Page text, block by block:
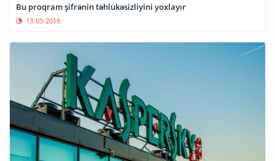
Bu proqram şifrənin təhlükəsizliyini yoxlayır
13-03-2019